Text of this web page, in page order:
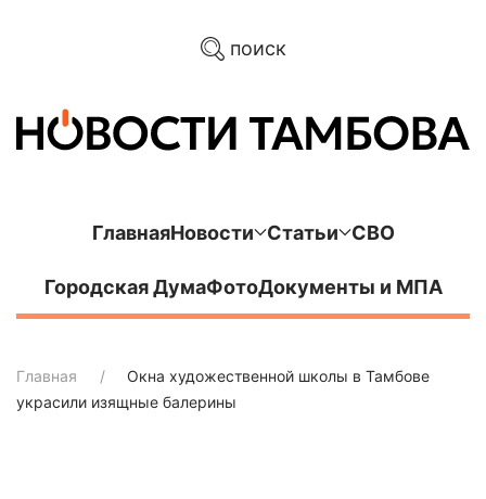
поиск
ГлавнаяНовости Статьи СВО
Городская ДумаФотоДокументы и МПА
Главная
Окна художественной школы в Тамбове
украсили изящные балерины